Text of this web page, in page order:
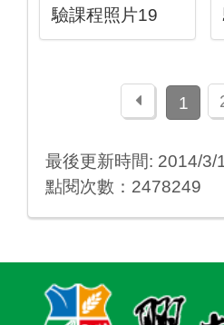
驗課程照片19
上一頁1
最後更新時間: 2014/3/
點閱次數：2478249